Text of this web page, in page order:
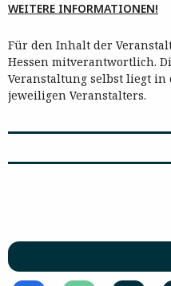
WEITERE INFORMATIONEN!
Für den Inhalt der
Hessen mitverantwortlich.
Veranstaltung selbst liegt in
jeweiligen Veranstalters.